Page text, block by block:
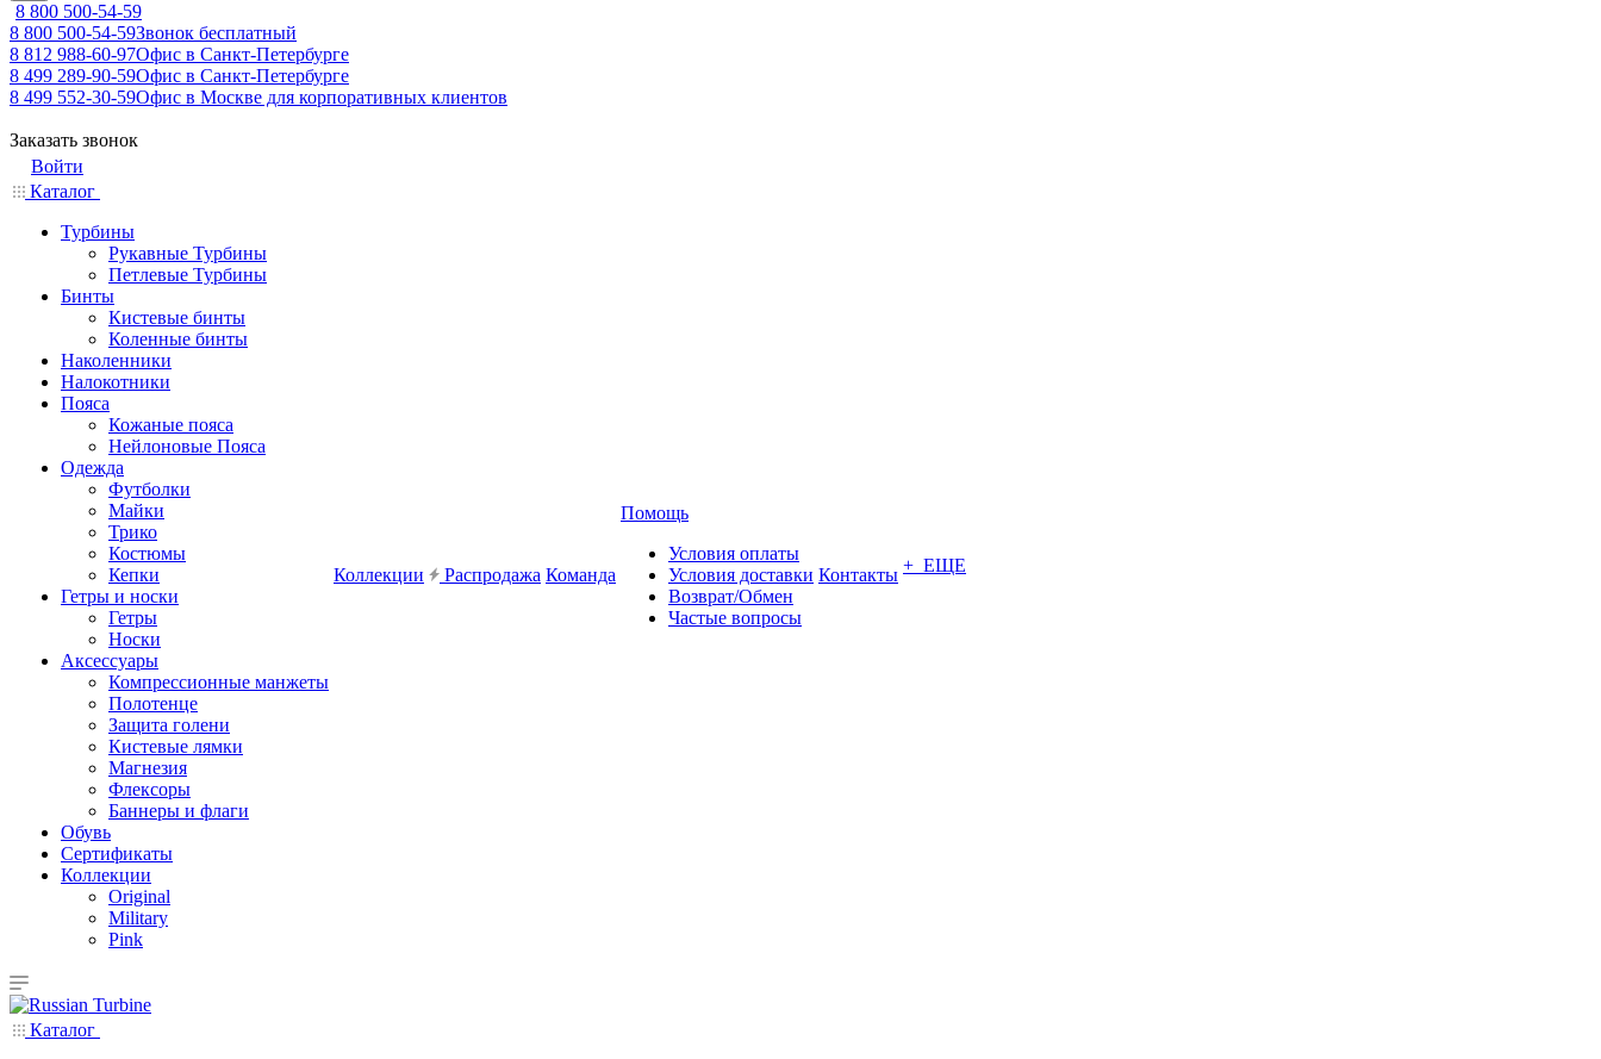
8 800 500-54-59
8 800 500-54-59Звонок бесплатный
8 812 988-60-97Офис в Санкт-Петербурге
8 499 289-90-59Офис в Санкт-Петербурге
8 499 552-30-59Офис в Москве для корпоративных клиентов
Заказать звонок
Войти
Каталог
Турбины
Рукавные Турбины
Петлевые Турбины
Бинты
Кистевые бинты
Коленные бинты
Наколенники
Налокотники
Пояса
Кожаные пояса
Нейлоновые Пояса
Одежда
Футболки
Майки
Трико
Костюмы
Кепки
Гетры и носки
Гетры
Носки
Аксессуары
Компрессионные манжеты
Полотенце
Защита голени
Кистевые лямки
Магнезия
Флексоры
Баннеры и флаги
Обувь
Сертификаты
Коллекции
Original
Military
Pink
Коллекции Распродажа Команда
Помощь
Условия оплаты
Условия доставки
Возврат/Обмен
Частые вопросы
Контакты + ЕЩЕ
Каталог